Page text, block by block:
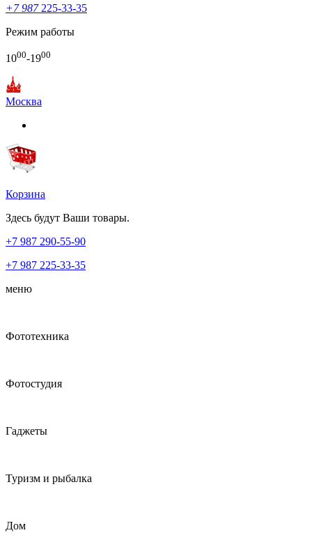
+7 987225-33-35
Режим работы
1000-1900
Москва
Корзина
Здесь будут Ваши товары.
+7 987 290-55-90
+7 987 225-33-35
меню
Фототехника
Фотостудия
Гаджеты
Туризм и рыбалка
Дом